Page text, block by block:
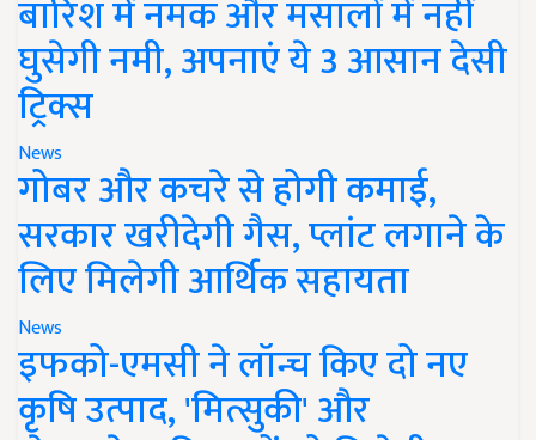
बारिश में नमक और मसालों में नहीं
घुसेगी नमी, अपनाएं ये 3 आसान देसी
ट्रिक्स
News
गोबर और कचरे से होगी कमाई,
सरकार खरीदेगी गैस, प्लांट लगाने के
लिए मिलेगी आर्थिक सहायता
News
इफको-एमसी ने लॉन्च किए दो नए
कृषि उत्पाद, 'मित्सुकी' और